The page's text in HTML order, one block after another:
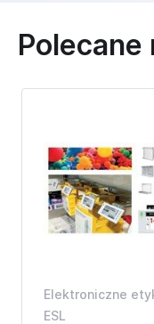
Polecane
Elektroniczne
ESL